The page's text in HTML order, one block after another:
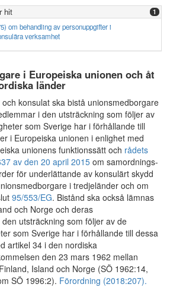
hit 1
om behandling av personuppgifter i
verksamhet
i Europeiska unionen och åt
länder
och konsulat ska bistå unionsmedborgare
i den utsträckning som följer av
som Sverige har i förhållande till
i Europeiska unionen i enlighet med
unionens funktionssätt och rådets
av den 20 april 2015 om samordnings-
för underlättande av konsulärt skydd
i tredjeländer och om
95/553/EG. Bistånd ska också lämnas
och Norge och deras
utsträckning som följer av de
som Sverige har i förhållande till dessa
artikel 34 i den nordiska
den 23 mars 1962 mellan
Island och Norge (SÖ 1962:14,
SÖ 1996:2). Förordning (2018:207).